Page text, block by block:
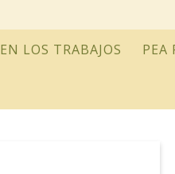
EN LOS TRABAJOS PEA